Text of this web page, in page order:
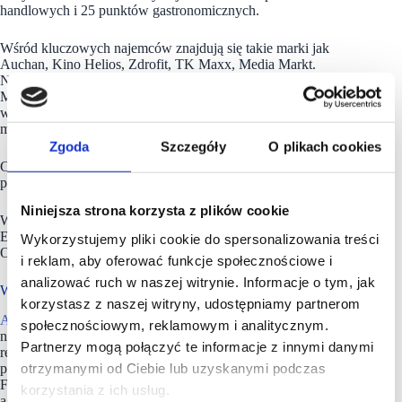
Zgoda Szczegóły O plikach cookies
Niniejsza strona korzysta z plików cookie
Wykorzystujemy pliki cookie do spersonalizowania treści
i reklam, aby oferować funkcje społecznościowe i
analizować ruch w naszej witrynie. Informacje o tym, jak
korzystasz z naszej witryny, udostępniamy partnerom
społecznościowym, reklamowym i analitycznym.
Partnerzy mogą połączyć te informacje z innymi danymi
otrzymanymi od Ciebie lub uzyskanymi podczas
korzystania z ich usług.
handlowych i 25 punktów gastronomicznych.
Wśród kluczowych najemców znajdują się takie marki jak
Auchan, Kino Helios, Zdrofit, TK Maxx, Media Markt.
Na terenie obiektu działa również Centrum Obsługi
Mieszkańca, placówka Urzędu Miasta Gdynia,
w którym każdego dnia sprawy urzędowe załatwia kilkuset
mieszkańców.
Centrum Riviera dysponuje 1 700 własnych miejsc
parkingowych.
Właścicielem Centrum Riviera jest Union Investment Real
Estate GmbH z siedzibą w Hamburgu w Niemczech.
Od października 2023 roku obiektem zarządza Apsys Polska.
W portfelu 800 000 mkw. GLA
APSYSjest jednym z wiodących operatorów branży
nieruchomości komercyjnych w Polsce i we Francji. Spółka
realizuje działania w segmencie nieruchomości handlowych,
projektach mixed-use oraz inwestycjach mieszkaniowych.
Firma powstała w 1996 roku i działa jako inwestor, deweloper,